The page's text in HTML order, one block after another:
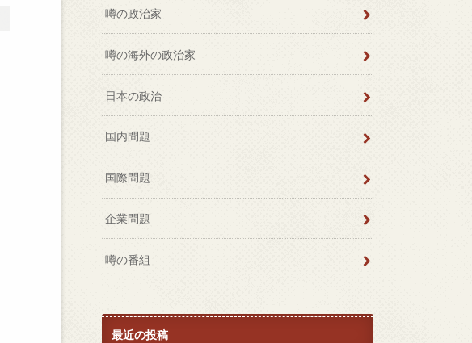
噂の政治家
噂の海外の政治家
日本の政治
国内問題
国際問題
企業問題
噂の番組
最近の投稿